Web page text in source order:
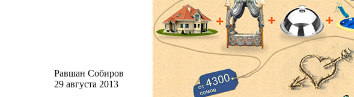
Равшан Собиров
29 августа 2013